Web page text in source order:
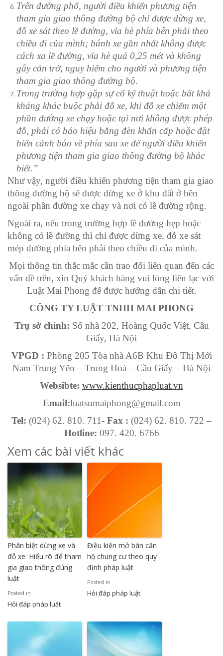
Trên đường phố, người điều khiển phương tiện
tham gia giao thông đường bộ chỉ được dừng xe,
đỗ xe sát theo lề đường, vỉa hè phía bên phải theo
chiều đi của mình; bánh xe gần nhất không được
cách xa lề đường, vỉa hè quá 0,25 mét và không
gây cản trở, nguy hiểm cho người và phương tiện
tham gia giao thông đường bộ.
Trong trường hợp gặp sự cố kỹ thuật hoặc bất khả
kháng khác buộc phải đỗ xe, khi đỗ xe chiếm một
phần đường xe chạy hoặc tại nơi không được phép
đỗ, phải có báo hiệu bằng đèn khẩn cấp hoặc đặt
biển cảnh báo về phía sau xe để người điều khiển
phương tiện tham gia giao thông đường bộ khác
biết. ”
Như vậy, người điều khiển phương tiện tham gia giao
thông đường bộ sẽ được dừng xe ở khu đất ở bên
ngoài phần đường xe chạy và nơi có lề đường rộng.
Ngoài ra, nếu trong trường hợp lề đường hẹp hoặc
không có lề đường thì chỉ được dừng xe, đỗ xe sát
mép đường phía bên phải theo chiều đi của mình.
Mọi thông tin thắc mắc cần trao đổi liên quan đến các
vấn đề trên, xin Quý khách hàng vui lòng liên lạc với
Luật Mai Phong để được hướng dẫn chi tiết.
CÔNG TY LUẬT TNHH MAI PHONG
Trụ sở chính: Số nhà 202, Hoàng Quốc Việt, Cầu
Giấy, Hà Nội
VPGD : Phòng 205 Tòa nhà A6B Khu Đô Thị Mới
Nam Trung Yên – Trung Hoà – Cầu Giấy – Hà Nội
Websibte: www.kienthucphapluat.vn
Email:luatsumaiphong@gmail.com
Tel: (024) 62. 810. 711- Fax : (024) 62. 810. 722 –
Hotline: 097. 420. 6766
Xem các bài viết khác
Phân biệt dừng xe và
đỗ xe: Hiểu rõ để tham
gia giao thông đúng
luật
Posted in
Hỏi đáp pháp luật
Điều kiện mở bán căn
hộ chung cư theo quy
định pháp luật
Posted in
Hỏi đáp pháp luật